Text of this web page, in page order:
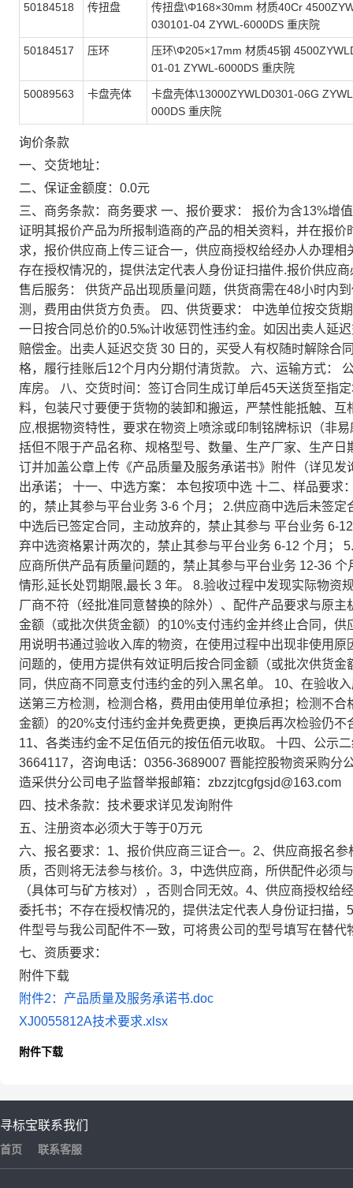
50184518 传扭盘
传扭盘\Φ168×30mm 材质40Cr
030101-04 ZYWL-6000DS 重庆院
50184517 压环
压环\Φ205×17mm 材质45钢
01-01 ZYWL-6000DS 重庆院
50089563 卡盘壳体
卡盘壳体\13000ZYWLD0301-06G
000DS 重庆院
询价条款
一、交货地址：
二、保证金额度：0.0元
三、商务条款：商务要求 一、报价要求： 报价为含13%增
证明其报价产品为所报制造商的产品的相关资料，并在报
求，报价供应商上传三证合一，供应商授权给经办人办理
存在授权情况的，提供法定代表人身份证扫描件.报价供应
售后服务： 供货产品出现质量问题，供货商需在48小时内
测，费用由供货方负责。 四、供货要求： 中选单位按交货
一日按合同总价的0.5‰计收惩罚性违约金。如因出卖人延
赔偿金。出卖人延迟交货 30 日的，买受人有权随时解除合
格，履行挂账后12个月内分期付清货款。 六、运输方式：
库房。 八、交货时间：签订合同生成订单后45天送货至指
料，包装尺寸要便于货物的装卸和搬运，严禁性能抵触、
应,根据物资特性，要求在物资上喷涂或印制铭牌标识（非
括但不限于产品名称、规格型号、数量、生产厂家、生产
订并加盖公章上传《产品质量及服务承诺书》附件（详见
出承诺； 十一、中选方案： 本包按项中选 十二、样品要
的，禁止其参与平台业务 3-6 个月； 2.供应商中选后未签
中选后已签定合同，主动放弃的，禁止其参与 平台业务 6-
弃中选资格累计两次的，禁止其参与平台业务 6-12 个月；
应商所供产品有质量问题的，禁止其参与平台业务 12-36
情形,延长处罚期限,最长 3 年。 8.验收过程中发现实际物资
厂商不符（经批准同意替换的除外）、配件产品要求与原
金额（或批次供货金额）的10%支付违约金并终止合同，
用说明书通过验收入库的物资，在使用过程中出现非使用
问题的，使用方提供有效证明后按合同金额（或批次供货
同，供应商不同意支付违约金的列入黑名单。 10、在验收
送第三方检测，检测合格，费用由使用单位承担；检测不
金额）的20%支付违约金并免费更换，更换后再次检验仍
11、各类违约金不足伍佰元的按伍佰元收取。 十四、公示
3664117，咨询电话：0356-3689007 晋能控股物资采购分
造采供分公司电子监督举报邮箱：zbzzjtcgfgsjd@163.com
四、技术条款：技术要求详见发询附件
五、注册资本必须大于等于0万元
六、报名要求：1、报价供应商三证合一。2、供应商报名
质，否则将无法参与核价。3，中选供应商，所供配件必须
（具体可与矿方核对），否则合同无效。4、供应商授权
委托书；不存在授权情况的，提供法定代表人身份证扫描
件型号与我公司配件不一致，可将贵公司的型号填写在替
七、资质要求：
附件下载
附件2：产品质量及服务承诺书.doc
XJ0055812A技术要求.xlsx
附件下载
寻标宝
首页
联系我们
联系客服